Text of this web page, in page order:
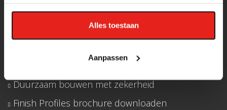
Alles toestaan
Aanpassen
Over Finish Profiles
Duurzaam bouwen met zekerheid
Finish Profiles brochure downloaden